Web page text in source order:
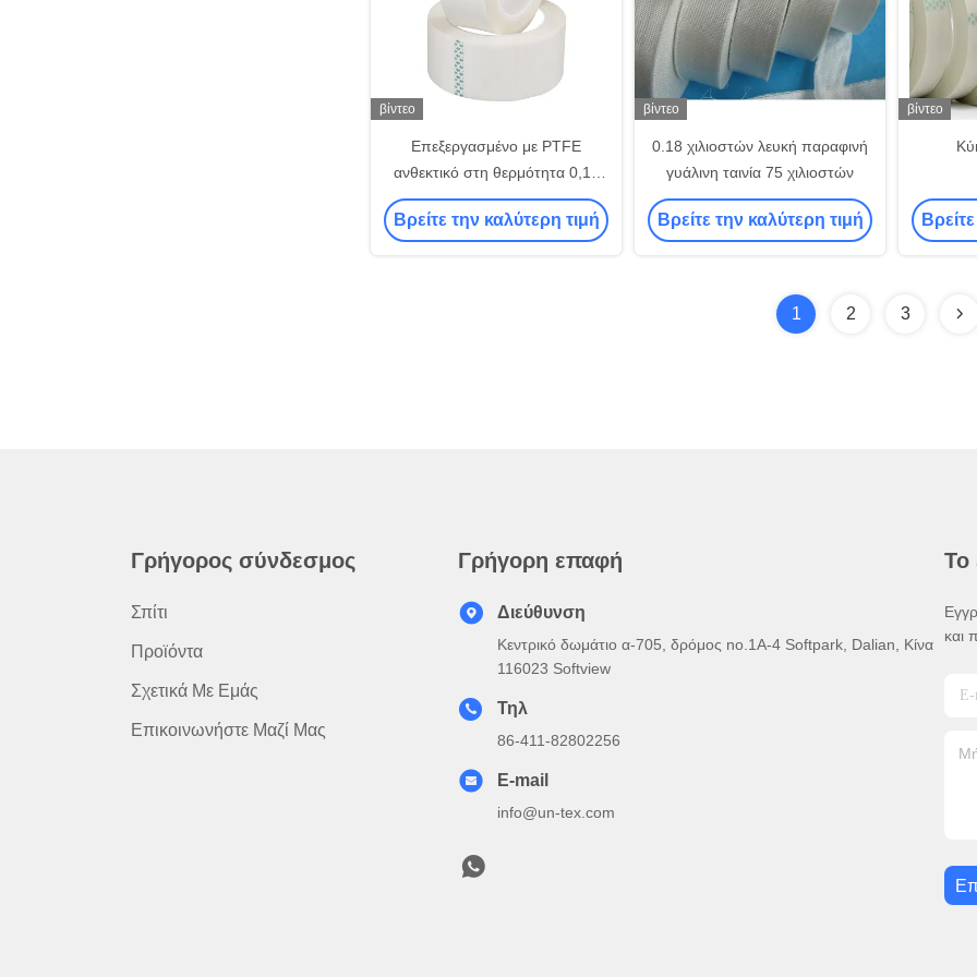
βίντεο
Επεξεργασμένο με PTFE
ανθεκτικό στη θερμότητα 0,13
mm ίνες γυαλιού
Βρείτε την καλύτερη τιμή
βίντεο
0.18 χιλιοστών λευκή παραφινή
γυάλινη ταινία 75 χιλιοστών
Βρείτε την καλύτερη τιμή
βίντεο
1 2 3
Γρήγορος σύνδεσμος
Σπίτι
Προϊόντα
Σχετικά Με Εμάς
Επικοινωνήστε Μαζί Μας
Γρήγορη επαφή
Διεύθυνση
Κεντρικό δωμάτιο α-705, δρόμος no.1A-4 Softpark, Dalian, Κίνα
116023 Softview
Τηλ
86-411-82802256
E-mail
info@un-tex.com
Το
και